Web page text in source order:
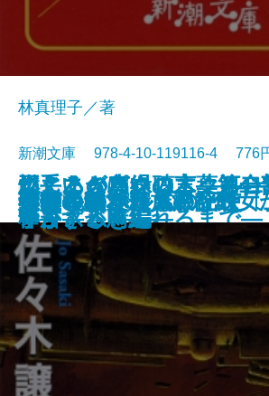
火車
再生の朝
燃えあがる緑の木―第
動く―
不実な美女か貞淑な醜女
燃えあがる緑の木―第
い主」が殴られるまで―
薬指の標本
こころの声を聴く―河合
集―
予告された殺人の記録
空の色紙
素晴らしき家族旅行
林真理子／著
新潮文庫 978-4-10-119116-4 776
文庫電子書籍あり
ストックホルムの密使〔
ストックホルムの密使〔
雀の手帖
人びとのかたち
ムーン・パレス
晏子〔三〕
晏子〔四〕
両手いっぱいの言葉
ォリズム―
ねじまき鳥クロニクル―
棒かささぎ編―
ねじまき鳥クロニク
予言する鳥編―